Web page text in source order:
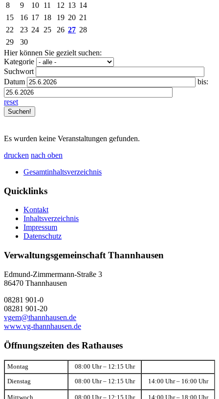
8
9 10 11 12 13 14
15
16 17 18 19 20 21
22
23 24 25 26 27 28
29
30
Hier können Sie gezielt suchen:
Kategorie
Suchwort
Datum
bis:
reset
Es wurden keine Veranstaltungen gefunden.
drucken nach oben
Gesamtinhaltsverzeichnis
Quicklinks
Kontakt
Inhaltsverzeichnis
Impressum
Datenschutz
Verwaltungsgemeinschaft Thannhausen
Edmund-Zimmermann-Straße 3
86470 Thannhausen
08281 901-0
08281 901-20
vgem@thannhausen.de
www.vg-thannhausen.de
Öffnungszeiten des Rathauses
Montag 08:00 Uhr – 12:15 Uhr
Dienstag 08:00 Uhr – 12:15 Uhr 14:00 Uhr – 16:00 Uhr